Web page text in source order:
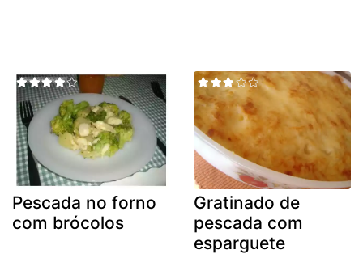
Pescada no forno
com brócolos
Gratinado de
pescada com
esparguete